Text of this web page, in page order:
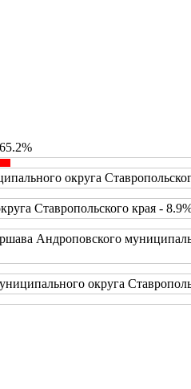
округа
Ставропольского края -
Андроповского
округа